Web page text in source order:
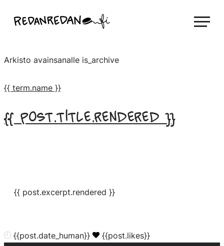
suoraan
Linda Saukko-Rauta, Redanredan Oy
piirrosvideoita
Arkisto avainsanalle is_archive
{{ term.name }}
{{ post.title.rendered }}
{{ post.excerpt.rendered }}
{{post.date_human}} {{post.likes}}